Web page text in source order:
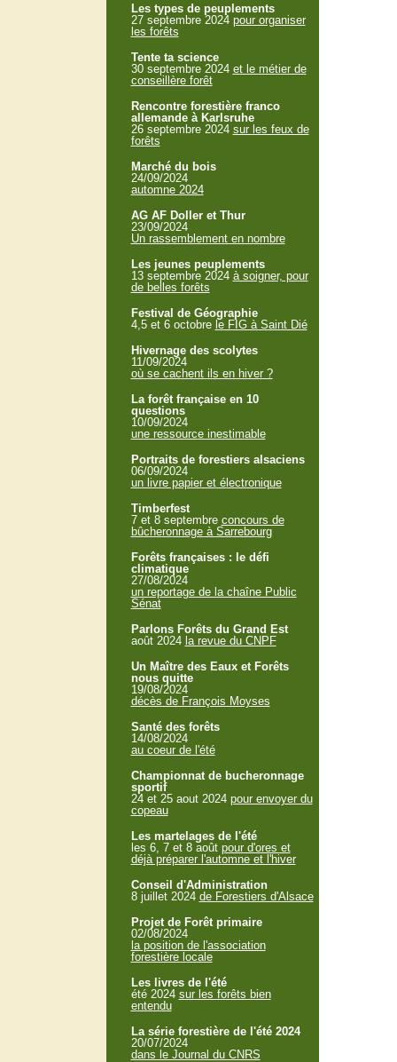
Les types de peuplements
27 septembre 2024 pour organiser
les forêts
Tente ta science
30 septembre 2024 et le métier de
conseillère forêt
Rencontre forestière franco
allemande à Karlsruhe
26 septembre 2024 sur les feux de
forêts
Marché du bois
24/09/2024
automne 2024
AG AF Doller et Thur
23/09/2024
Un rassemblement en nombre
Les jeunes peuplements
13 septembre 2024 à soigner, pour
de belles forêts
Festival de Géographie
4,5 et 6 octobre le FIG à Saint Dié
Hivernage des scolytes
11/09/2024
où se cachent ils en hiver ?
La forêt française en 10
questions
10/09/2024
une ressource inestimable
Portraits de forestiers alsaciens
06/09/2024
un livre papier et électronique
Timberfest
7 et 8 septembre concours de
bûcheronnage à Sarrebourg
Forêts françaises : le défi
climatique
27/08/2024
un reportage de la chaîne Public
Sénat
Parlons Forêts du Grand Est
août 2024 la revue du CNPF
Un Maître des Eaux et Forêts
nous quitte
19/08/2024
décès de François Moyses
Santé des forêts
14/08/2024
au coeur de l'été
Championnat de bucheronnage
sportif
24 et 25 aout 2024 pour envoyer du
copeau
Les martelages de l'été
les 6, 7 et 8 août pour d'ores et
déjà préparer l'automne et l'hiver
Conseil d'Administration
8 juillet 2024 de Forestiers d'Alsace
Projet de Forêt primaire
02/08/2024
la position de l'association
forestière locale
Les livres de l'été
été 2024 sur les forêts bien
entendu
La série forestière de l'été 2024
20/07/2024
dans le Journal du CNRS